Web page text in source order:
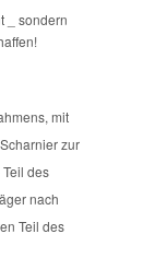
_ sondern
mit
zur
des
nach
Teil des